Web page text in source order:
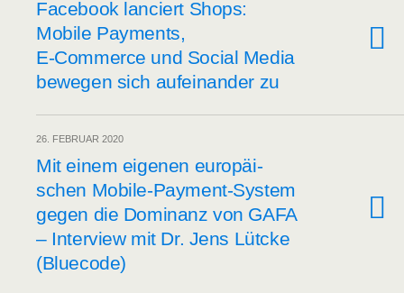
Face­book lan­ciert Shops:
Mobi­le Pay­ments,
E‑Commerce und Social Media
bewe­gen sich auf­ein­an­der zu
26. FEBRUAR 2020
Mit einem eige­nen euro­päi­
schen Mobi­le-Pay­ment-Sys­tem
gegen die Domi­nanz von GAFA
– Inter­view mit Dr. Jens Lütcke
(Blue­code)